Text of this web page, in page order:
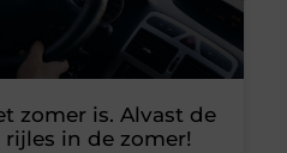
zomer is. Alvast de
in de zomer!